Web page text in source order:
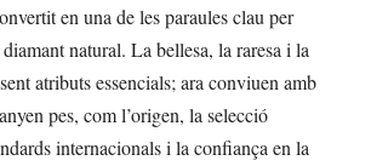
en una de les paraules clau per
natural. La bellesa, la raresa i la
atributs essencials; ara conviuen amb
pes, com l’origen, la selecció
internacionals i la confiança en la